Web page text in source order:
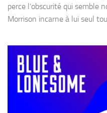
perce l‘obscurité qui semble
Morrison incarne à lui seul